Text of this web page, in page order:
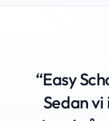
“Easy
Sedan